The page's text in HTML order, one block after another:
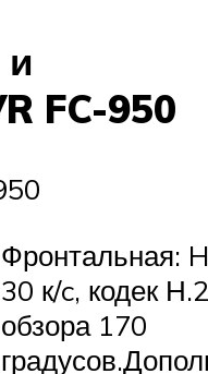
и
FC-950
Фронтальная:
30 к/c, кодек
обзора 170